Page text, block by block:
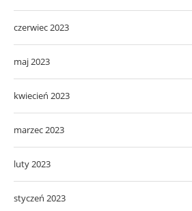
czerwiec 2023
maj 2023
kwiecień 2023
marzec 2023
luty 2023
styczeń 2023